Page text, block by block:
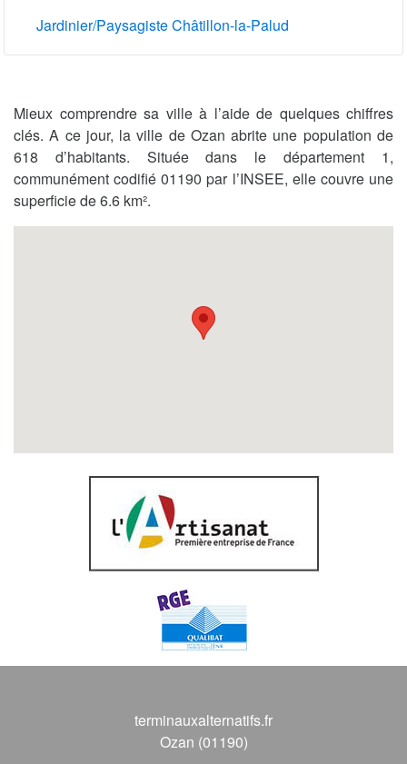
Jardinier/Paysagiste Châtillon-la-Palud
Mieux comprendre sa ville à l’aide de quelques chiffres
clés. A ce jour, la ville de Ozan abrite une population de
618 d’habitants. Située dans le département 1,
communément codifié 01190 par l’INSEE, elle couvre une
superficie de 6.6 km².
terminauxalternatifs.fr
Ozan (01190)